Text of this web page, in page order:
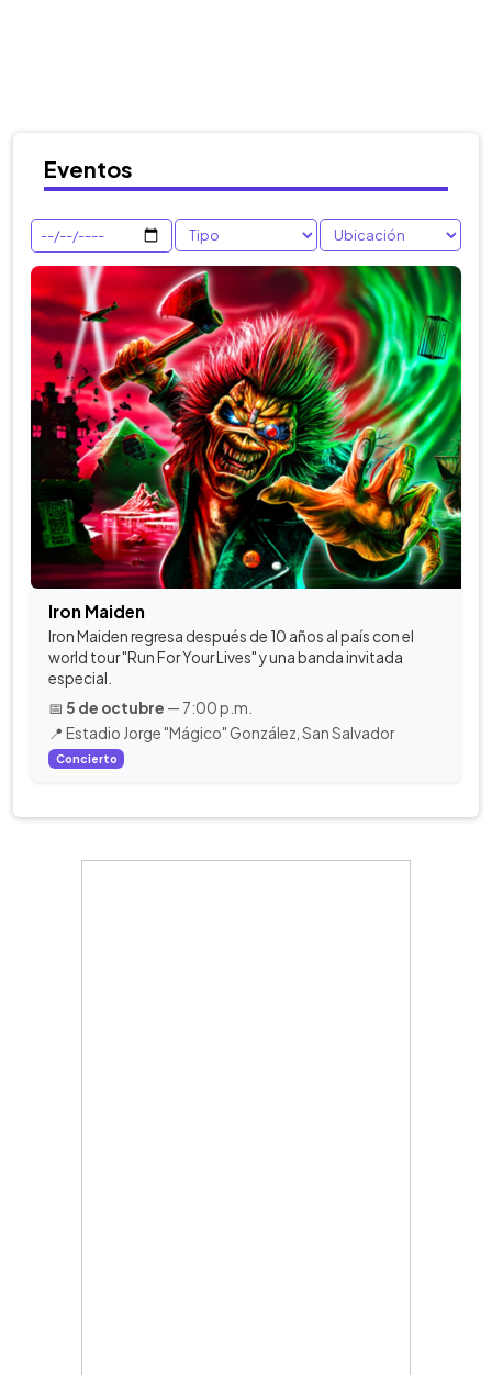
Eventos
Iron Maiden
Iron Maiden regresa después de 10 años al país con el
world tour "Run For Your Lives" y una banda invitada
especial.
📅 5 de octubre — 7:00 p.m.
📍 Estadio Jorge "Mágico" González, San Salvador
Concierto